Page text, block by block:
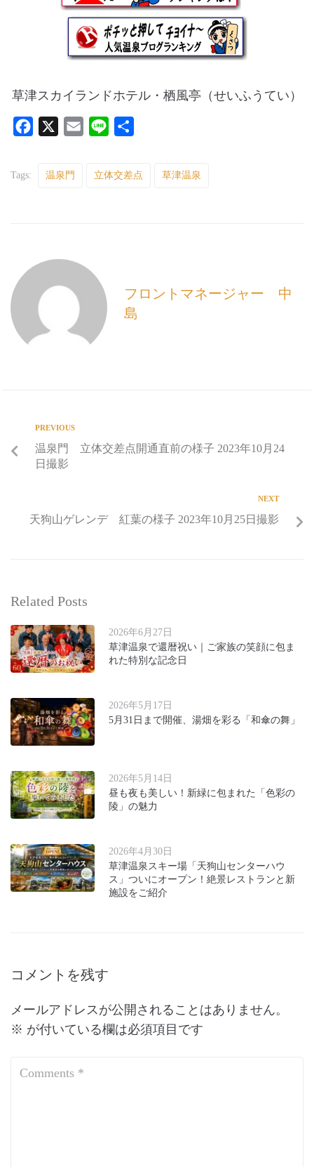
草津スカイランドホテル・栖風亭（せいふうてい）
k
Tags: 温泉門 立体交差点 草津温泉
フロントマネージャー 中
島
PREVIOUS
温泉門 立体交差点開通直前の様子 2023年10月24
日撮影
NEXT
天狗山ゲレンデ 紅葉の様子 2023年10月25日撮影
Related Posts
2026年6月27日
草津温泉で還暦祝い｜ご家族の笑顔に包ま
れた特別な記念日
2026年5月17日
5月31日まで開催、湯畑を彩る「和傘の舞」
2026年5月14日
昼も夜も美しい！新緑に包まれた「色彩の
陵」の魅力
2026年4月30日
草津温泉スキー場「天狗山センターハウ
ス」ついにオープン！絶景レストランと新
施設をご紹介
コメントを残す
メールアドレスが公開されることはありません。
※ が付いている欄は必須項目です